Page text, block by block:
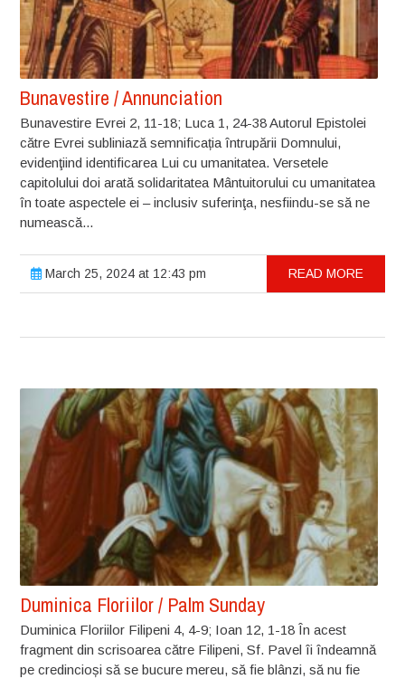
Bunavestire / Annunciation
Bunavestire Evrei 2, 11-18; Luca 1, 24-38 Autorul Epistolei
către Evrei subliniază semnificația întrupării Domnului,
evidenţiind identificarea Lui cu umanitatea. Versetele
capitolului doi arată solidaritatea Mântuitorului cu umanitatea
în toate aspectele ei – inclusiv suferinţa, nesfiindu-se să ne
numească...
March 25, 2024 at 12:43 pm READ MORE
Duminica Floriilor / Palm Sunday
Duminica Floriilor Filipeni 4, 4-9; Ioan 12, 1-18 În acest
fragment din scrisoarea către Filipeni, Sf. Pavel îi îndeamnă
pe credincioși să se bucure mereu, să fie blânzi, să nu fie